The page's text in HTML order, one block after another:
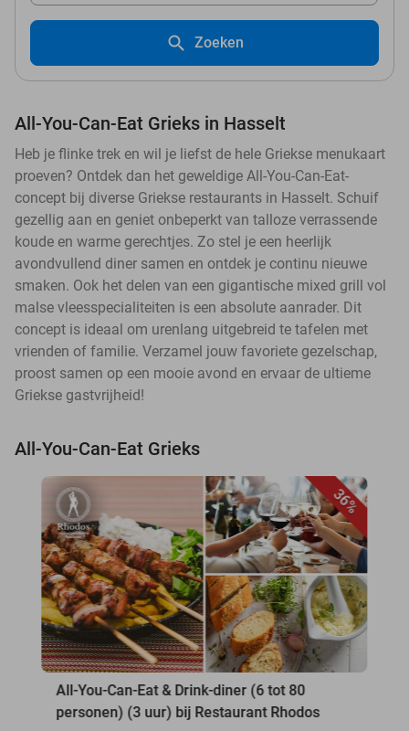
Zoeken
All-You-Can-Eat Grieks in Hasselt
Heb je flinke trek en wil je liefst de hele Griekse menukaart
proeven? Ontdek dan het geweldige All-You-Can-Eat-
concept bij diverse Griekse restaurants in Hasselt. Schuif
gezellig aan en geniet onbeperkt van talloze verrassende
koude en warme gerechtjes. Zo stel je een heerlijk
avondvullend diner samen en ontdek je continu nieuwe
smaken. Ook het delen van een gigantische mixed grill vol
malse vleesspecialiteiten is een absolute aanrader. Dit
concept is ideaal om urenlang uitgebreid te tafelen met
vrienden of familie. Verzamel jouw favoriete gezelschap,
proost samen op een mooie avond en ervaar de ultieme
Griekse gastvrijheid!
All-You-Can-Eat Grieks
36%
All-You-Can-Eat & Drink-diner (6 tot 80
personen) (3 uur) bij Restaurant Rhodos